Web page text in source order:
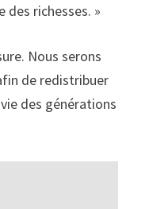
richesses. »
Nous serons
de redistribuer
des générations